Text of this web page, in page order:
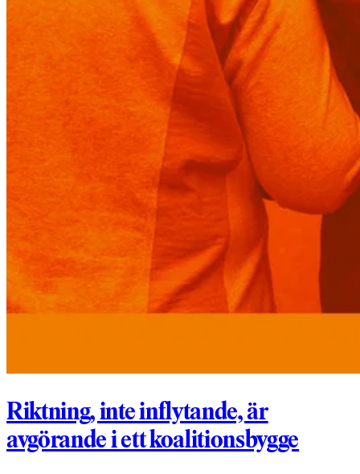
Riktning, inte inflytande, är
avgörande i ett koalitionsbygge